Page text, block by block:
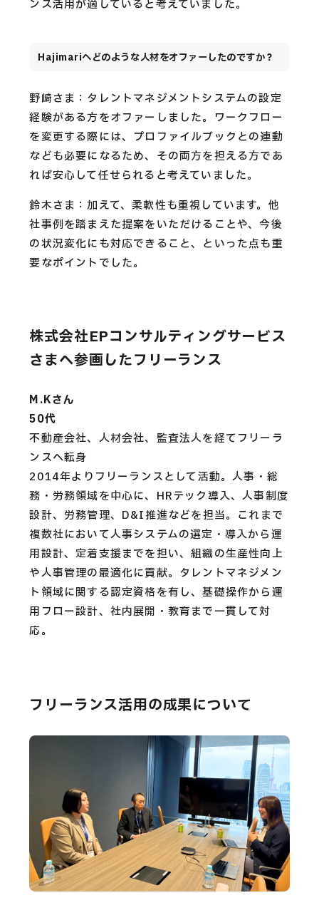
ンス活用が適していると考えていました。
Hajimariへどのような人材をオファーしたのですか？
野崎さま：タレントマネジメントシステムの設定
経験がある方をオファーしました。ワークフロー
を変更する際には、プロファイルブックとの連動
なども必要になるため、その両方を担える方であ
れば安心して任せられると考えていました。
鈴木さま：加えて、柔軟性も重視しています。他
社事例を踏まえた提案をいただけることや、今後
の状況変化にも対応できること、といった点も重
要なポイントでした。
株式会社EPコンサルティングサービス
さまへ参画したフリーランス
M.Kさん
50代
不動産会社、人材会社、監査法人を経てフリーラ
ンスへ転身
2014年よりフリーランスとして活動。人事・総
務・労務領域を中心に、HRテック導入、人事制度
設計、労務管理、D&I推進などを担当。これまで
複数社において人事システムの選定・導入から運
用設計、定着支援までを担い、組織の生産性向上
や人事管理の最適化に貢献。タレントマネジメン
ト領域に関する認定資格を有し、基礎操作から運
用フロー設計、社内展開・教育まで一貫して対
応。
フリーランス活用の成果について